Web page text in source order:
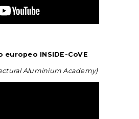
INSIDE-CoVE
Aluminium Academy)